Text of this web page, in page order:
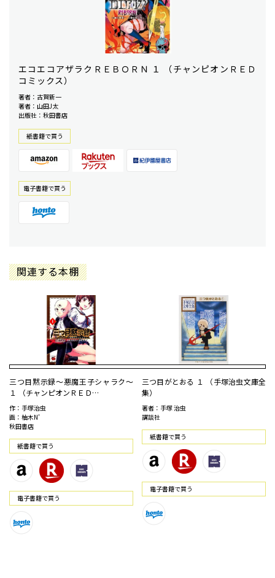
エコエコアザラクＲＥＢＯＲＮ １ （チャンピオンＲＥＤ
コミックス）
著者：古賀新一
著者：山田J太
出版社：秋田書店
紙書籍で買う
電⼦書籍で買う
関連する本棚
三つ目黙示録〜悪魔王子シャラク〜
１ （チャンピオンＲＥＤ…
作：手塚治虫
画：柚木N’
秋田書店
紙書籍で買う
電⼦書籍で買う
三つ目がとおる １ （手塚治虫文庫全
集）
著者：手塚 治虫
講談社
紙書籍で買う
電⼦書籍で買う